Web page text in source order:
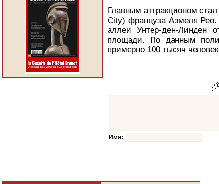
Главным аттракционом
City) француза Армеля
аллеи Унтер-ден-Линден
площади. По данным
примерно 100 тысяч
Имя: